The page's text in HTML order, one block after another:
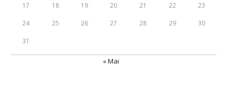
17 18 19 20 21 22 23
24 25 26 27 28 29 30
31
« Mai